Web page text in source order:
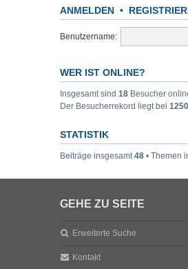
ANMELDEN •
Benutzername:
WER IST ONLINE?
Insgesamt sind 18 Besucher
Der Besucherrekord liegt bei 1250
STATISTIK
Beiträge insgesamt48 • Themen
GEHE ZU SEITE
Erweiterte Suche
Kontakt